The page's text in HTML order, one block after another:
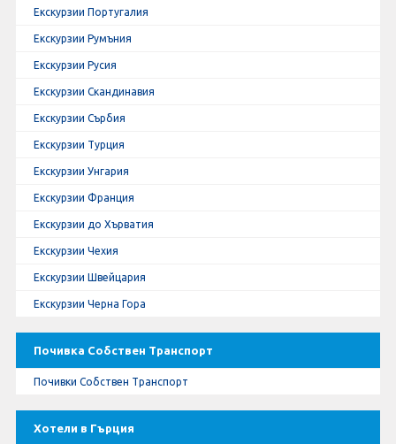
Екскурзии Португалия
Екскурзии Румъния
Екскурзии Русия
Екскурзии Скандинавия
Екскурзии Сърбия
Екскурзии Турция
Екскурзии Унгария
Екскурзии Франция
Екскурзии до Хърватия
Екскурзии Чехия
Екскурзии Швейцария
Екскурзии Черна Гора
Почивка Собствен Транспорт
Почивки Собствен Транспорт
Хотели в Гърция